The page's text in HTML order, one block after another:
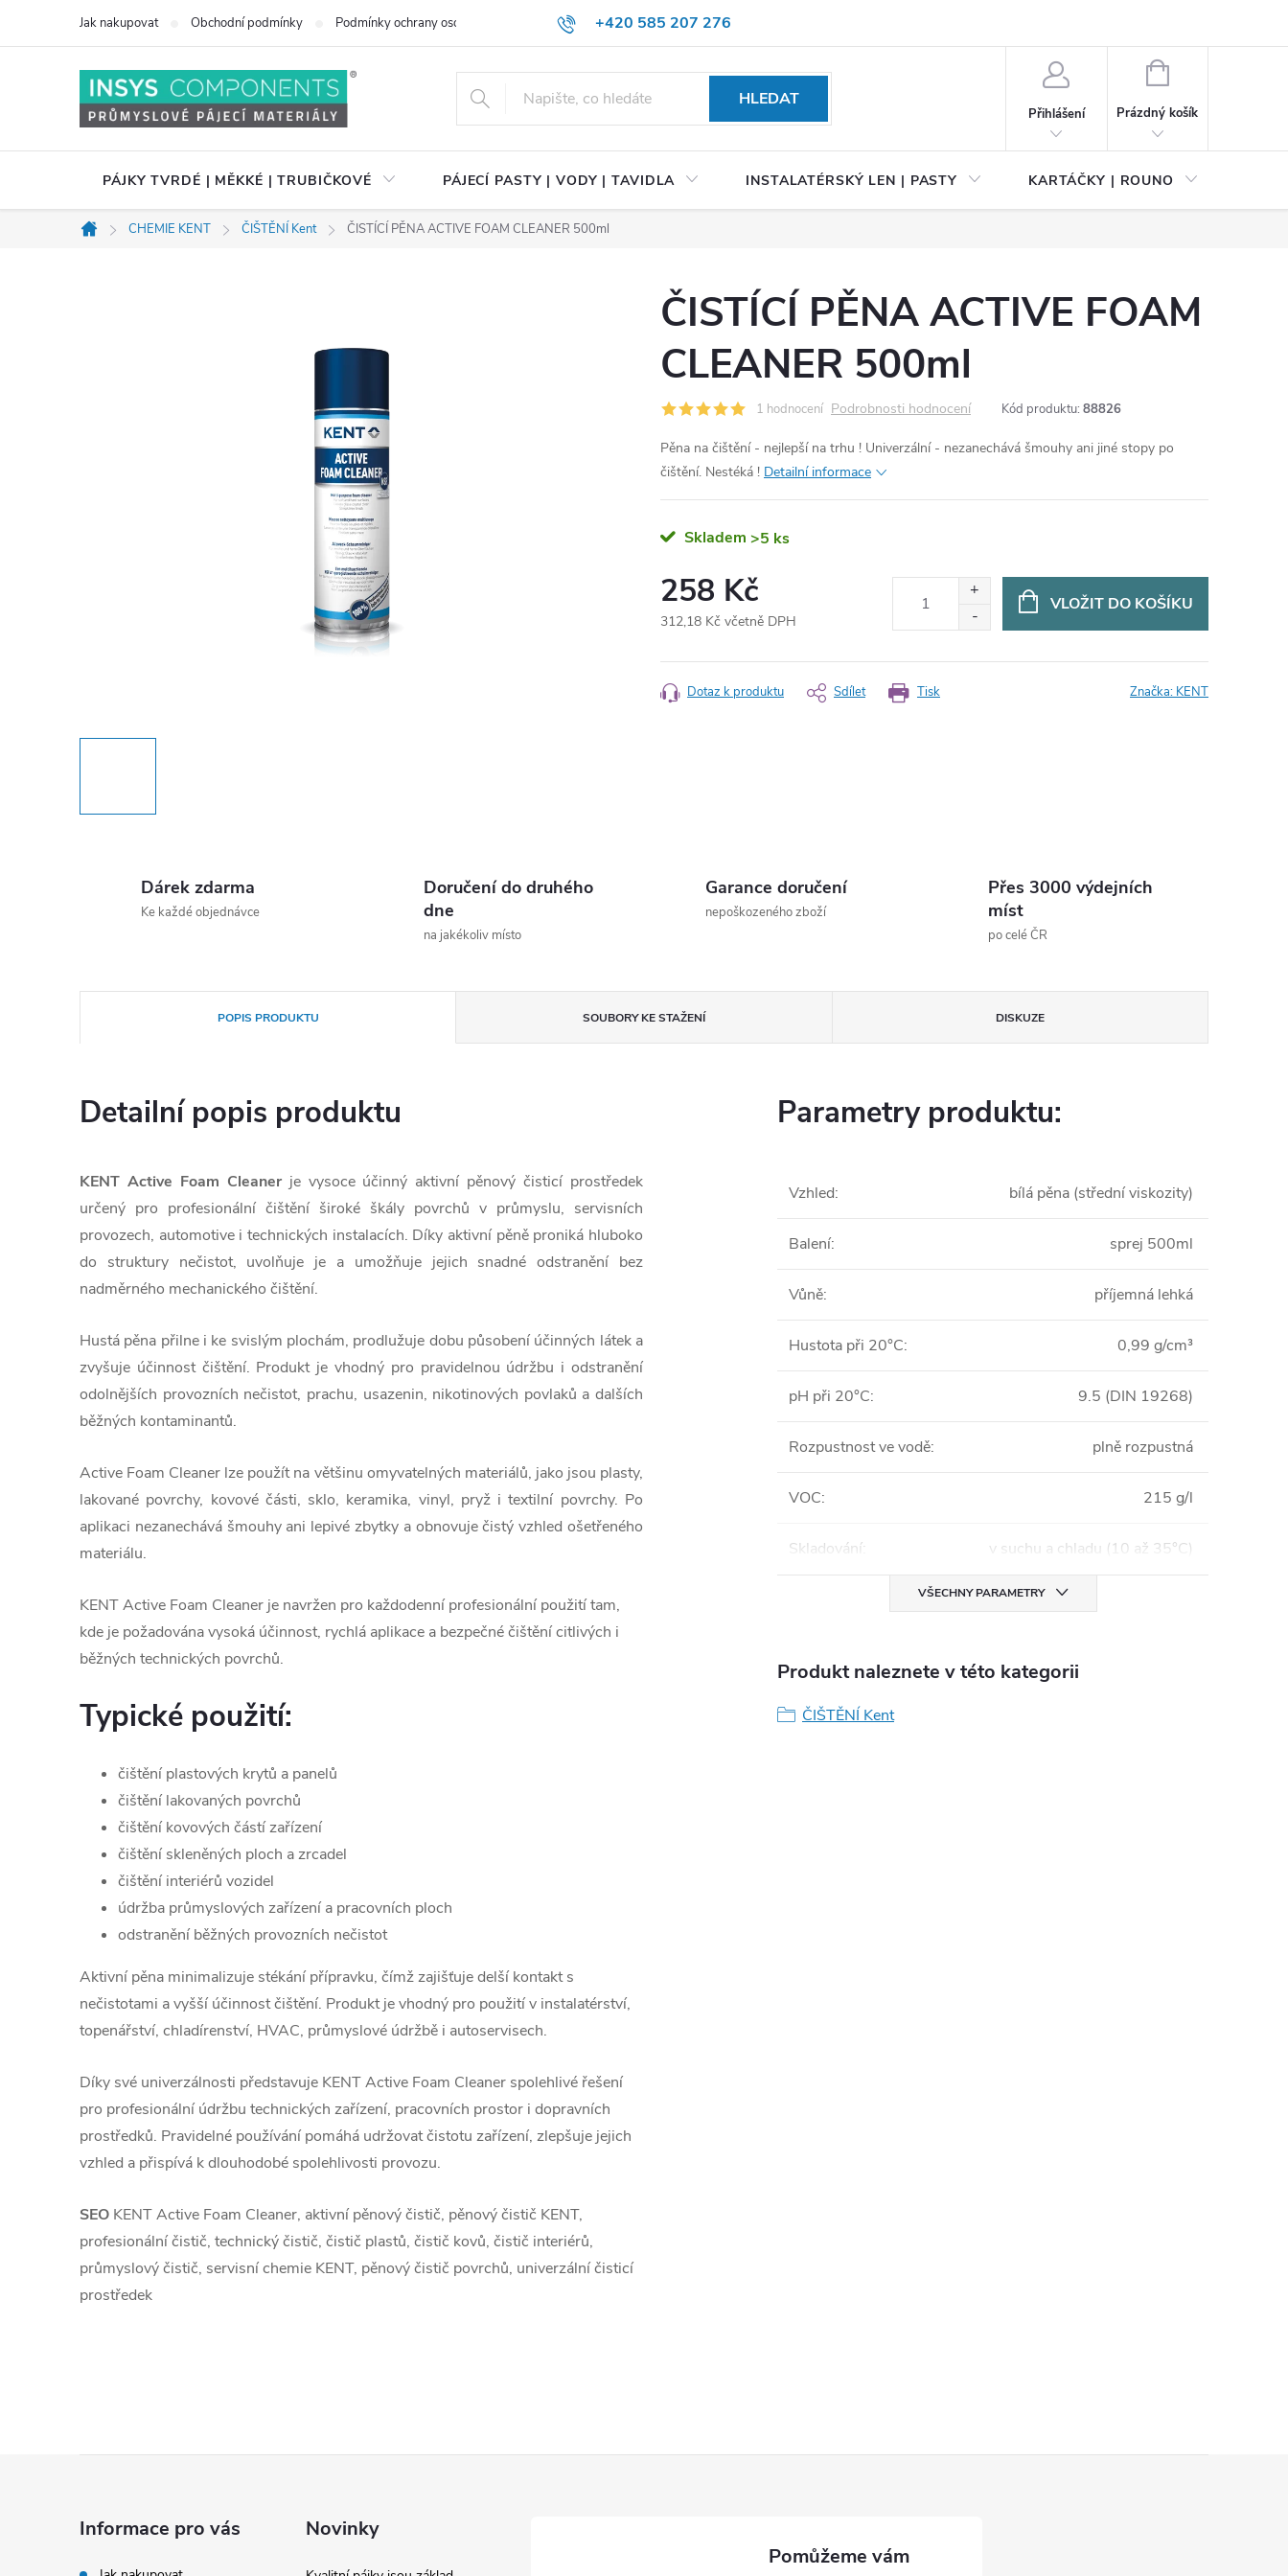
+420 585 207 276
Jak nakupovat Obchodní podmínky Podmínky ochrany osobních údajů
HLEDAT
Přihlášení
NÁKUPNÍ
Prázdný košík
PÁJKY TVRDÉ | MĚKKÉ | TRUBIČKOVÉ PÁJECÍ PASTY | VODY | TAVIDLA INSTALATÉRSKÝ LEN | PASTY KARTÁČKY | ROUNO
Domů
CHEMIE KENT ČIŠTĚNÍ Kent ČISTÍCÍ PĚNA ACTIVE FOAM CLEANER 500ml
ČISTÍCÍ PĚNA ACTIVE FOAM
CLEANER 500ml
1 hodnocení Podrobnosti hodnocení Kód produktu: 88826
Pěna na čištění - nejlepší na trhu ! Univerzální - nezanechává šmouhy ani jiné stopy po
čištění. Nestéká ! Detailní informace
Skladem >5 ks
258 Kč
312,18 Kč včetně DPH
cena:
VLOŽIT DO KOŠÍKU
Tisk
Dotaz k produktu Sdílet Značka: KENT
Dárek zdarma
Ke každé objednávce
Doručení do druhého
dne
na jakékoliv místo
Garance doručení
nepoškozeného zboží
Přes 3000 výdejních
míst
po celé ČR
POPIS PRODUKTU SOUBORY KE STAŽENÍ DISKUZE
Detailní popis produktu
KENT Active Foam Cleanerje vysoce účinný aktivní pěnový čisticí prostředek
určený pro profesionální čištění široké škály povrchů v průmyslu, servisních
provozech, automotive i technických instalacích. Díky aktivní pěně proniká hluboko
do struktury nečistot, uvolňuje je a umožňuje jejich snadné odstranění bez
nadměrného mechanického čištění.
Hustá pěna přilne i ke svislým plochám, prodlužuje dobu působení účinných látek a
zvyšuje účinnost čištění. Produkt je vhodný pro pravidelnou údržbu i odstranění
odolnějších provozních nečistot, prachu, usazenin, nikotinových povlaků a dalších
běžných kontaminantů.
Active Foam Cleaner lze použít na většinu omyvatelných materiálů, jako jsou plasty,
lakované povrchy, kovové části, sklo, keramika, vinyl, pryž i textilní povrchy. Po
aplikaci nezanechává šmouhy ani lepivé zbytky a obnovuje čistý vzhled ošetřeného
materiálu.
KENT Active Foam Cleaner je navržen pro každodenní profesionální použití tam,
kde je požadována vysoká účinnost, rychlá aplikace a bezpečné čištění citlivých i
běžných technických povrchů.
Typické použití:
čištění plastových krytů a panelů
čištění lakovaných povrchů
čištění kovových částí zařízení
čištění skleněných ploch a zrcadel
čištění interiérů vozidel
údržba průmyslových zařízení a pracovních ploch
odstranění běžných provozních nečistot
Aktivní pěna minimalizuje stékání přípravku, čímž zajišťuje delší kontakt s
nečistotami a vyšší účinnost čištění. Produkt je vhodný pro použití v instalatérství,
topenářství, chladírenství, HVAC, průmyslové údržbě i autoservisech.
Díky své univerzálnosti představuje KENT Active Foam Cleaner spolehlivé řešení
pro profesionální údržbu technických zařízení, pracovních prostor i dopravních
prostředků. Pravidelné používání pomáhá udržovat čistotu zařízení, zlepšuje jejich
vzhled a přispívá k dlouhodobé spolehlivosti provozu.
SEO KENT Active Foam Cleaner, aktivní pěnový čistič, pěnový čistič KENT,
profesionální čistič, technický čistič, čistič plastů, čistič kovů, čistič interiérů,
průmyslový čistič, servisní chemie KENT, pěnový čistič povrchů, univerzální čisticí
prostředek
Parametry produktu:
Vzhled: bílá pěna (střední viskozity)
Balení: sprej 500ml
Vůně: příjemná lehká
Hustota při 20°C: 0,99 g/cm³
pH při 20°C: 9.5 (DIN 19268)
Rozpustnost ve vodě: plně rozpustná
VOC: 215 g/l
Skladování: v suchu a chladu (10 až 35°C)
VŠECHNY PARAMETRY
Produkt naleznete v této kategorii
ČIŠTĚNÍ Kent
Informace pro vás Novinky